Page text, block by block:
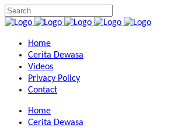
Home
Cerita Dewasa
Videos
Privacy Policy
Contact
Home
Cerita Dewasa